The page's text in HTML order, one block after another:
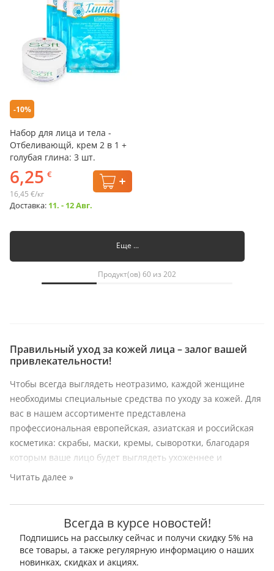
-10%
Набор для лица и тела -
Отбеливающй, крем 2 в 1 +
голубая глина: 3 шт.
6,25 €
16,45 €/кг
Доставка: 11. - 12 Авг.
Еще ...
Продукт(ов) 60 из 202
Правильный уход за кожей лица – залог вашей
привлекательности!
Чтобы всегда выглядеть неотразимо, каждой женщине
необходимы специальные средства по уходу за кожей. Для
вас в нашем ассортименте представлена
профессиональная европейская, азиатская и российская
косметика: скрабы, маски, кремы, сыворотки, благодаря
которым ваше лицо будет выглядеть ухоженнее и
невероятно нежным на ощупь.
Прежде всего следует определиться с типом своей кожи:
Нормальная– поры небольшие, без черных точек и
высыпаний. Почти нет жирного блеска и таких
Читать далее »
Всегда в курсе новостей!
Подпишись на рассылку сейчас и получи скидку 5% на
все товары, а также регулярную информацию о наших
новинках, скидках и акциях.